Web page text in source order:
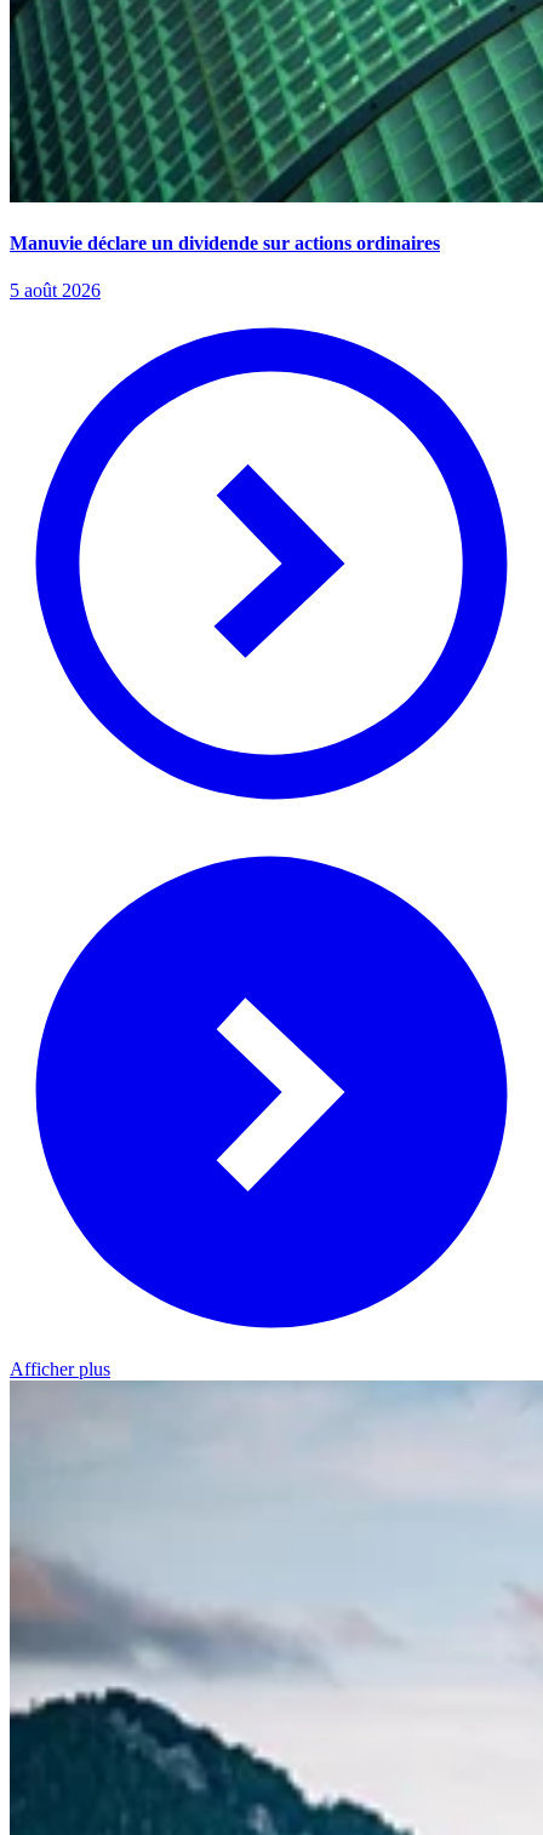
Manuvie déclare un dividende sur actions ordinaires
5 août 2026
Afficher plus